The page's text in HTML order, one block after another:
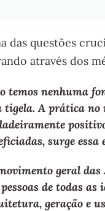
das questões
através dos
temos nenhuma
tigela. A prática no
surge essa
geral
de todas as
geração e